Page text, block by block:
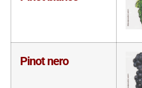
Pinot nero